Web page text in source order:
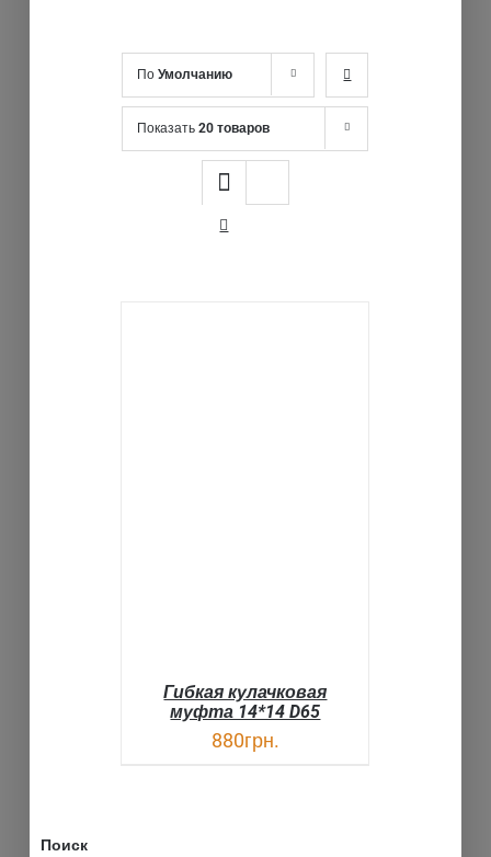
ПоУмолчанию
Показать20 товаров
Гибкая кулачковая
муфта 14*14 D65
880грн.
Поиск